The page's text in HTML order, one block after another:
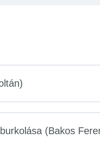
(Bakos